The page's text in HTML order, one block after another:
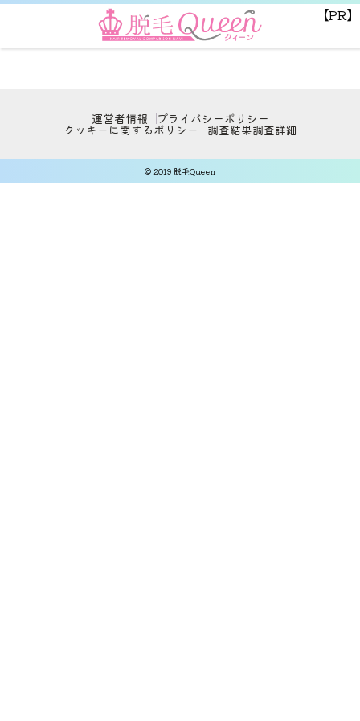
【PR】
運営者情報 プライバシーポリシー
クッキーに関するポリシー 調査結果調査詳細
© 2019 脱毛Queen